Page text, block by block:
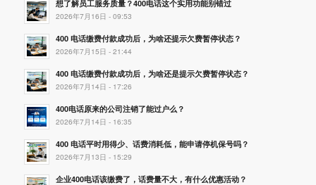
想了解员工服务质量？400电话这个实用功能别错过
2026年7月16日 - 09:53
400 电话缴费付款成功后，为啥还提示欠费暂停状态？
2026年7月15日 - 21:44
400 电话缴费付款成功后，为啥还是提示欠费暂停状态？
2026年7月14日 - 17:26
400电话原来的公司注销了能过户么？
2026年7月14日 - 16:35
400 电话平时用得少、话费消耗低，能申请停机保号吗？
2026年7月13日 - 15:29
企业400电话该缴费了，话费量不大，有什么优惠活动？